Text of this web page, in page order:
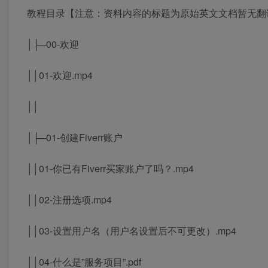
教程目录【注意：资料内容的标题为原始英文文档暂无翻
│├─00-欢迎
││01-欢迎.mp4
│├─01-创建Fiverr账户
││01-你已有Fiverr买家账户了吗？.mp4
││02-注册选项.mp4
││03-设置用户名（用户名设置后不可更改）.mp4
││04-什么是”服务项目”.pdf